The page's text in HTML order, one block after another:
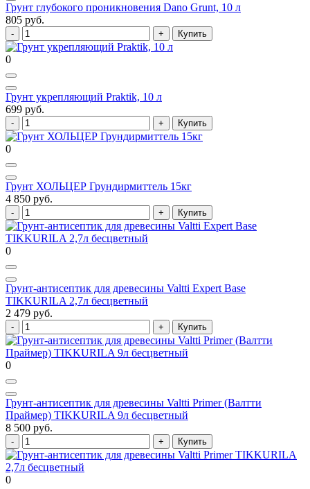
Грунт глубокого проникновения Dano Grunt, 10 л
805 руб.
Купить
0
Грунт укрепляющий Praktik, 10 л
699 руб.
Купить
0
Грунт ХОЛЬЦЕР Грундирмиттель 15кг
4 850 руб.
Купить
0
Грунт-антисептик для древесины Valtti Expert Base
TIKKURILA 2,7л бесцветный
2 479 руб.
Купить
0
Грунт-антисептик для древесины Valtti Primer (Валтти
Праймер) TIKKURILA 9л бесцветный
8 500 руб.
Купить
0